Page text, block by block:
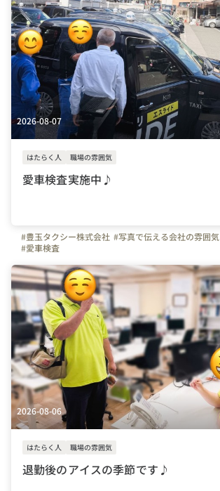
2026-08-07
はたらく人 職場の雰囲気
愛車検査実施中♪
#豊玉タクシー株式会社 #写真で伝える会社の雰囲気
#愛車検査
2026-08-06
はたらく人 職場の雰囲気
退勤後のアイスの季節です♪